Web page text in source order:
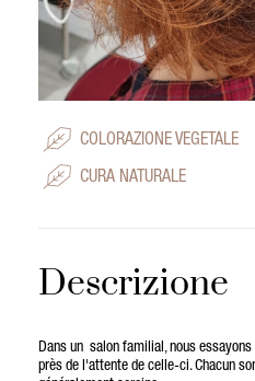
COLORAZIONE VEGETALE
CURA NATURALE
Descrizione
Dans un salon familial, nous
près de l'attente de celle-ci. Chacun